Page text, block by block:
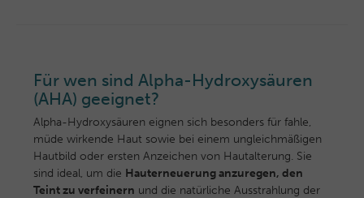
Für wen sind Alpha-Hydroxysäuren
(AHA) geeignet?
Alpha-Hydroxysäuren eignen sich besonders für fahle,
müde wirkende Haut sowie bei einem ungleichmäßigen
Hautbild oder ersten Anzeichen von Hautalterung. Sie
sind ideal, um die Hauterneuerung anzuregen, den
Teint zu verfeinern und die natürliche Ausstrahlung der